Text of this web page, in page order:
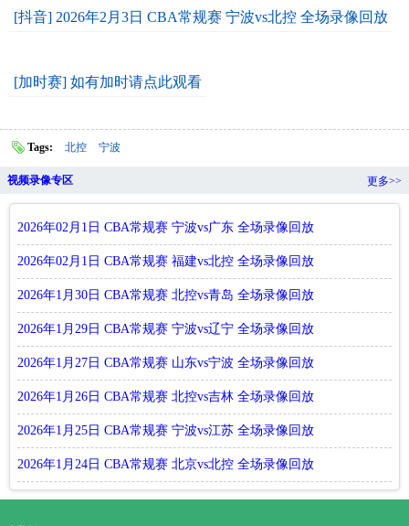
[抖音] 2026年2月3日 CBA常规赛 宁波vs北控 全场录像回放
[加时赛] 如有加时请点此观看
Tags: 北控 宁波
视频录像专区 更多>>
2026年02月1日 CBA常规赛 宁波vs广东 全场录像回放
2026年02月1日 CBA常规赛 福建vs北控 全场录像回放
2026年1月30日 CBA常规赛 北控vs青岛 全场录像回放
2026年1月29日 CBA常规赛 宁波vs辽宁 全场录像回放
2026年1月27日 CBA常规赛 山东vs宁波 全场录像回放
2026年1月26日 CBA常规赛 北控vs吉林 全场录像回放
2026年1月25日 CBA常规赛 宁波vs江苏 全场录像回放
2026年1月24日 CBA常规赛 北京vs北控 全场录像回放